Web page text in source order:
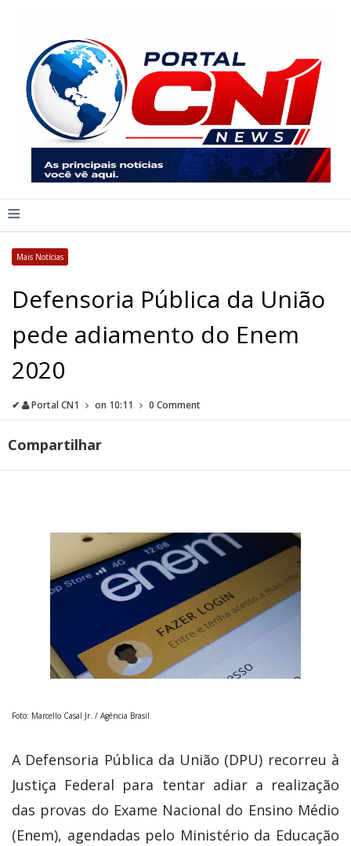
≡
Mais Notícias
Defensoria Pública da União
pede adiamento do Enem
2020
✔ Portal CN1 on 10:11 0 Comment
Compartilhar
Foto: Marcello Casal Jr. / Agência Brasil
A Defensoria Pública da União (DPU) recorreu à
Justiça Federal para tentar adiar a realização
das provas do Exame Nacional do Ensino Médio
(Enem), agendadas pelo Ministério da Educação